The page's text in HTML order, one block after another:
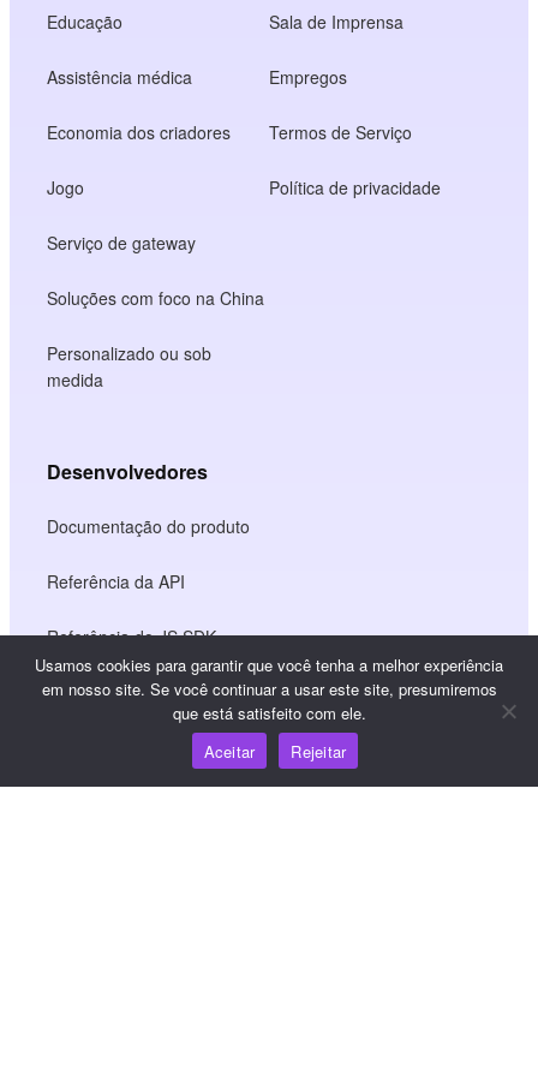
Educação
Assistência médica
Economia dos criadores
Jogo
Serviço de gateway
Soluções com foco na China
Personalizado ou sob
medida
Sala de Imprensa
Empregos
Termos de Serviço
Política de privacidade
Desenvolvedores
Documentação do produto
Referência da API
Referência do JS SDK
Centro de conhecimento
Usamos cookies para garantir que você tenha a melhor experiência
em nosso site. Se você continuar a usar este site, presumiremos
que está satisfeito com ele.
Aceitar
Rejeitar